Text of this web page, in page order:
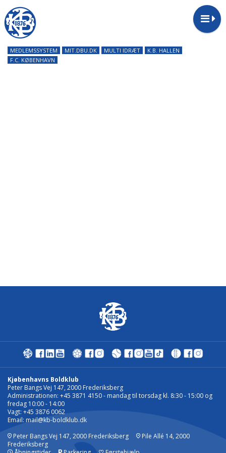
MEDLEMSSYSTEM MIT.DBU.DK MULTI IDRÆT
K.B. HALLEN
F.C. KØBENHAVN
Kjøbenhavns Boldklub
Peter Bangs Vej 147, 2000 Frederiksberg
Administrationen: +45 3871 4150 - mandag til torsdag kl. 8:30 - 15:00 og
fredag 10:00 - 14:00
Vagt: +45 3876 0062
Email: mail@kb-boldklub.dk
Peter Bangs Vej 147, 2000 Frederiksberg
Pile Allé 14, 2000
Frederiksberg